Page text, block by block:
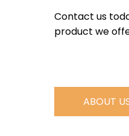
Contact us
product we
ABOUT